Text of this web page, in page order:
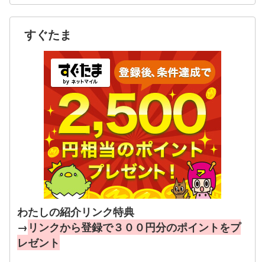
すぐたま
わたしの紹介リンク特典
→ リンクから登録で３００円分のポイントをプ
レゼント